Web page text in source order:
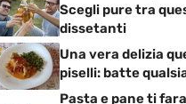
Scegli pure tra
dissetanti
Una vera delizia
piselli: batte
Pasta e pane ti